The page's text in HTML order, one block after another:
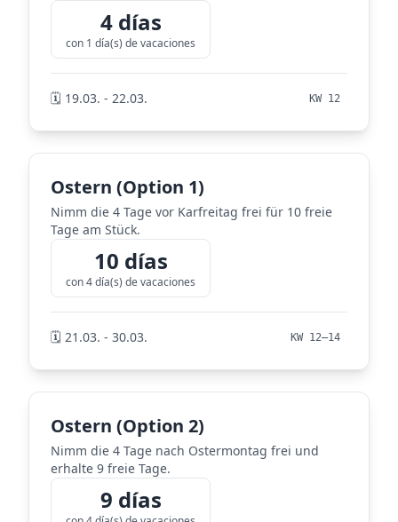
4 días
con 1 día(s) de vacaciones
🗓️ 19.03. - 22.03. KW 12
Ostern (Option 1)
Nimm die 4 Tage vor Karfreitag frei für 10 freie
Tage am Stück.
10 días
con 4 día(s) de vacaciones
🗓️ 21.03. - 30.03. KW 12–14
Ostern (Option 2)
Nimm die 4 Tage nach Ostermontag frei und
erhalte 9 freie Tage.
9 días